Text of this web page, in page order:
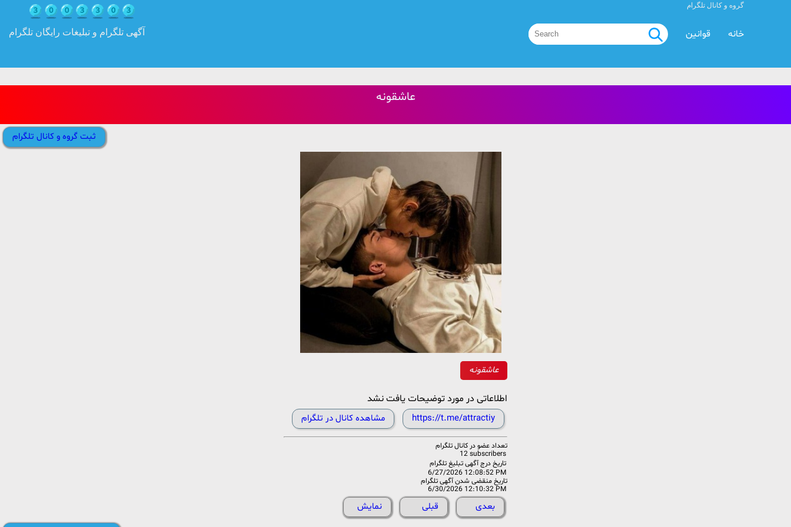
آگهی تلگرام و تبلیغات رایگان تلگرام
گروه و کانال تلگرام
قوانین خانه
عاشقونه
ثبت گروه و کانال تلگرام
عاشقونه
اطلاعاتی در مورد توضیحات یافت نشد
مشاهده کانال در تلگرام https://t.me/attractiy
تعداد عضو در کانال تلگرام
12 subscribers
تاریخ درج آگهی تبلیغ تلگرام
6/27/2026 12:08:52 PM
تاریخ منقضی شدن آگهی تلگرام
6/30/2026 12:10:32 PM
نمایش قبلی بعدی